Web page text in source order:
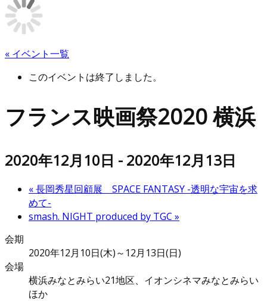
« イベント一覧
このイベントは終了しました。
フランス映画祭2020 横浜
2020年12月10日 - 2020年12月13日
«長岡秀星回顧展 SPACE FANTASY -透明な宇宙を求
めて-
smash. NIGHT produced by TGC »
会期
2020年12月10日(木)～12月13日(日)
会場
横浜みなとみらい21地区、イオンシネマみなとみらい
ほか